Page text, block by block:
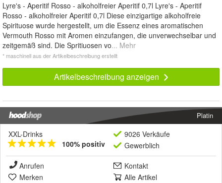
Lyre's - Aperitif Rosso - alkoholfreier Aperitif 0,7l Lyre's - Aperitif
Rosso - alkoholfreier Aperitif 0,7l Diese einzigartige alkoholfreie
Spirituose wurde hergestellt, um die Essenz eines aromatischen
Vermouth Rosso mit Aromen einzufangen, die unverwechselbar und
zeitgemäß sind. Die Spritiuosen vo... Mehr
* maschinell aus der Artikelbeschreibung erstellt
Artikelbeschreibung anzeigen
Platin
XXL-Drinks
100% positiv
9026 Verkäufe
Gewerblich
Anrufen
Kontakt
Merken
Alle Artikel